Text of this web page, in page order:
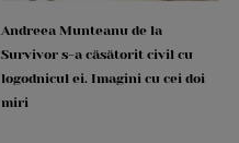
Andreea Munteanu de la
Survivor s-a căsătorit civil cu
logodnicul ei. Imagini cu cei doi
miri